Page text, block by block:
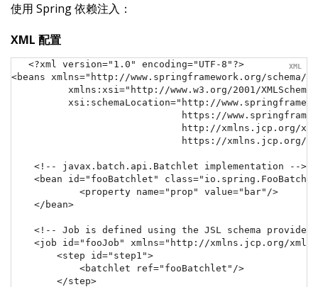
使用 Spring 依赖注入：
XML 配置
<?xml version="1.0" encoding="UTF-8"?>
<beans xmlns="http://www.springframework.org/schema/
xmlns:xsi="http://www.w3.org/2001/
xsi:schemaLocation="http://
https://
http://xmlns.jcp.org/
https://xmlns.jcp.org/
    <!-- javax.batch.api.Batchlet implementation -->
<bean id="fooBatchlet"
            <property name="prop" value="bar"/>
    </bean>
<!-- Job is defined using the JSL schema provided
<job id="fooJob" xmlns="http://xmlns.jcp.org/xml/
        <step id="step1">
            <batchlet ref="fooBatchlet"/>
        </step>